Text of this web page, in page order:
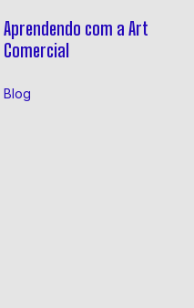
Aprendendo com a Art
Comercial
Blog